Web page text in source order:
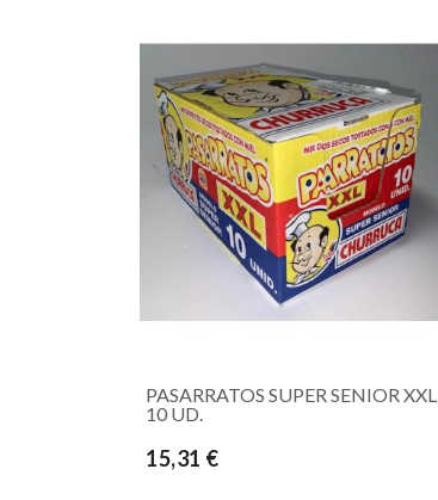
PASARRATOS SUPER SENIOR XXL
10 UD.
15,31 €